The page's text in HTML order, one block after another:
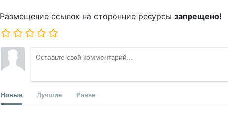
Размещение ссылок на сторонние ресурсы запрещено!
Новые Лучшие Ранее